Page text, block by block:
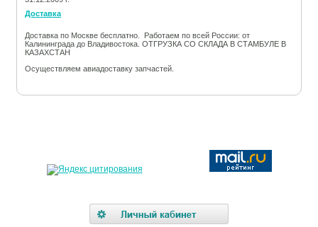
Доставка
Доставка по Москве бесплатно. Работаем по всей России: от
Калининграда до Владивостока. ОТГРУЗКА СО СКЛАДА В СТАМБУЛЕ В
КАЗАХСТАН
Осуществляем авиадоставку запчастей.